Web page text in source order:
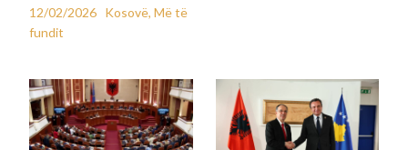
12/02/2026 Kosovë,Më të
fundit